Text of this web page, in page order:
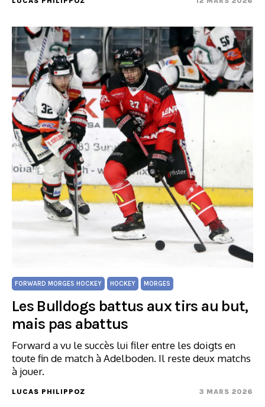
FORWARD MORGES HOCKEY HOCKEY MORGES
Les Bulldogs battus aux tirs au but,
mais pas abattus
Forward a vu le succès lui filer entre les doigts en
toute fin de match à Adelboden. Il reste deux matchs
à jouer.
LUCAS PHILIPPOZ 3 MARS 2026